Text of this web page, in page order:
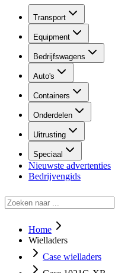
Transport
Equipment
Bedrijfswagens
Auto's
Containers
Onderdelen
Uitrusting
Speciaal
Nieuwste advertenties
Bedrijvengids
Home
Wielladers
Case wielladers